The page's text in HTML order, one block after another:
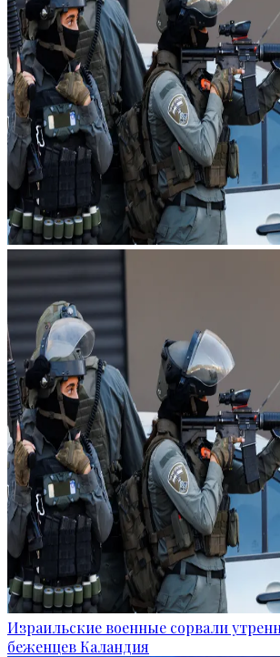
Израильские военные сорвали
беженцев Каландия